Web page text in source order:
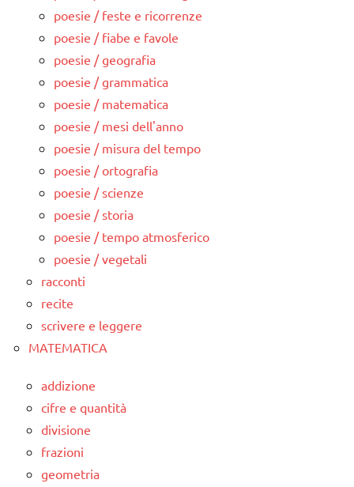
poesie / feste e ricorrenze
poesie / fiabe e favole
poesie / geografia
poesie / grammatica
poesie / matematica
poesie / mesi dell'anno
poesie / misura del tempo
poesie / ortografia
poesie / scienze
poesie / storia
poesie / tempo atmosferico
poesie / vegetali
racconti
recite
scrivere e leggere
MATEMATICA
addizione
cifre e quantità
divisione
frazioni
geometria